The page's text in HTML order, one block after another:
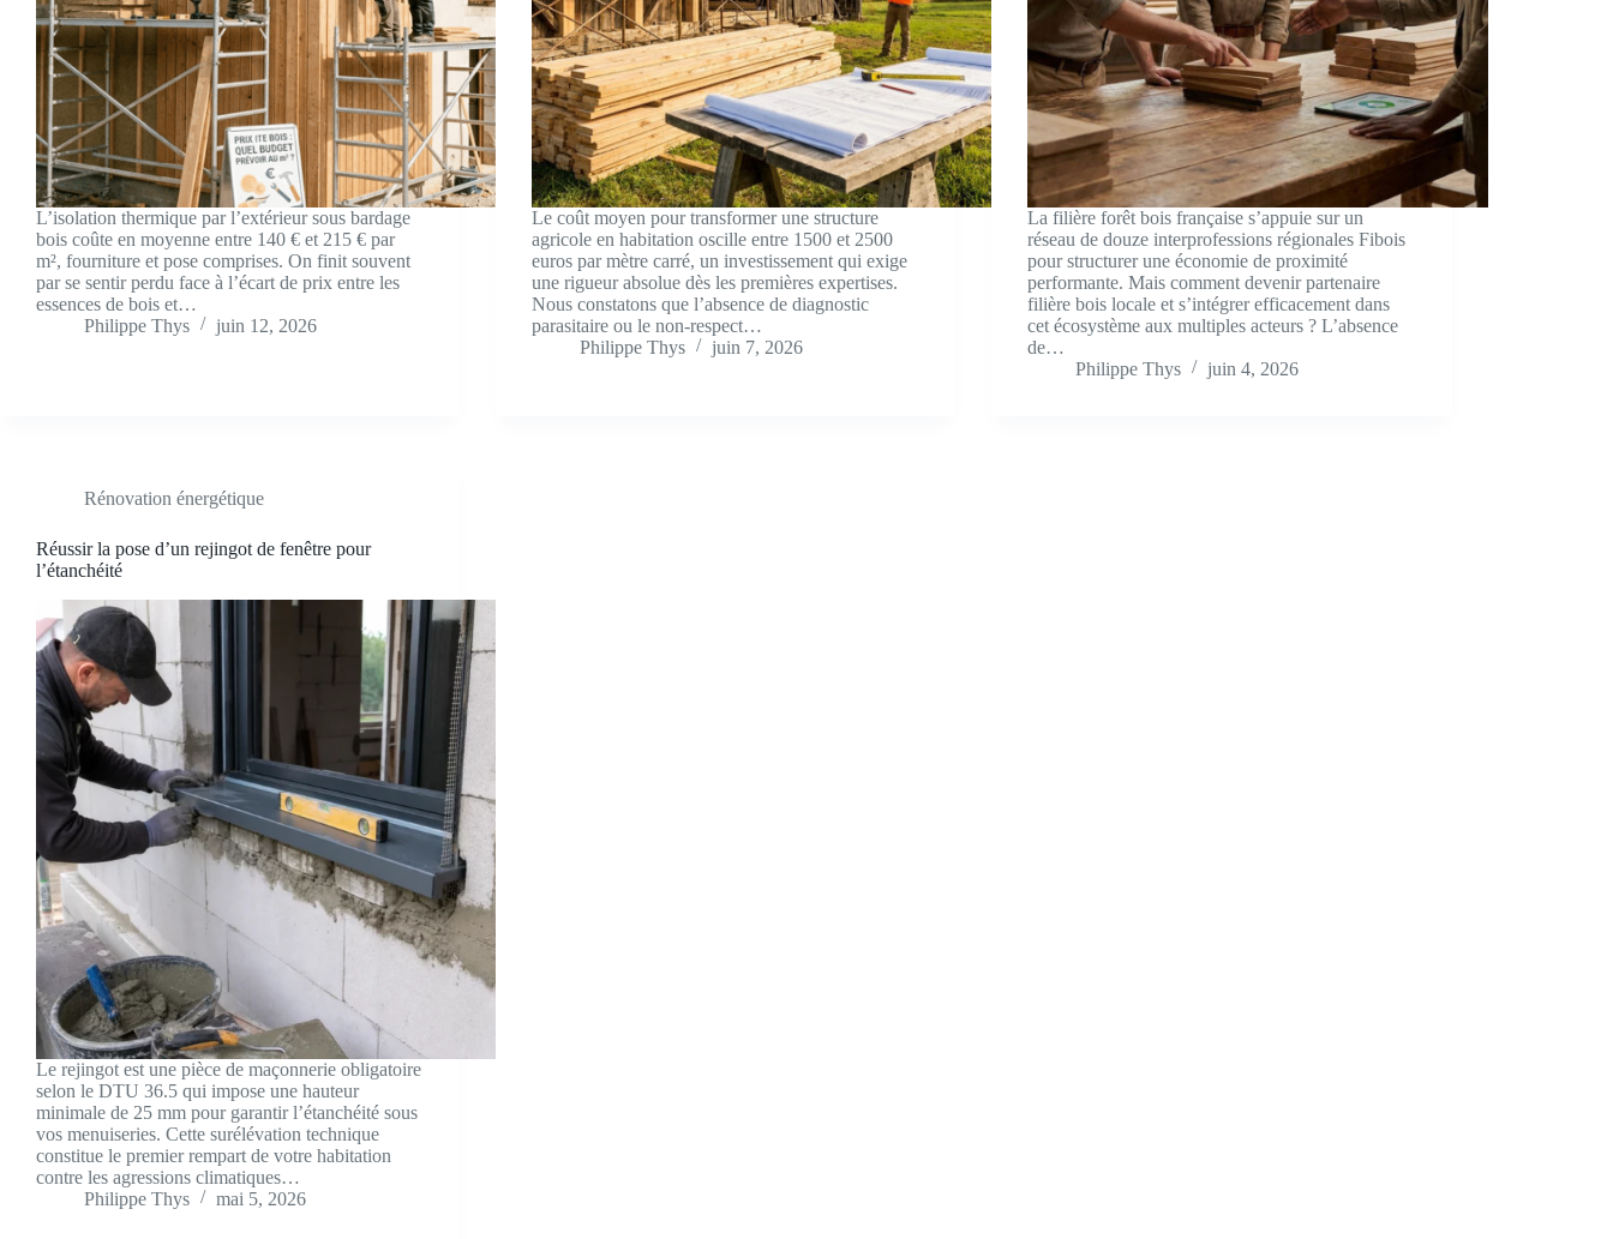
L’isolation thermique par l’extérieur sous bardage
bois coûte en moyenne entre 140 € et 215 € par
m², fourniture et pose comprises. On finit souvent
par se sentir perdu face à l’écart de prix entre les
essences de bois et…
Philippe Thys
juin 12, 2026
Le coût moyen pour transformer une structure
agricole en habitation oscille entre 1500 et 2500
euros par mètre carré, un investissement qui exige
une rigueur absolue dès les premières expertises.
Nous constatons que l’absence de diagnostic
parasitaire ou le non-respect…
Philippe Thys
juin 7, 2026
La filière forêt bois française s’appuie sur un
réseau de douze interprofessions régionales Fibois
pour structurer une économie de proximité
performante. Mais comment devenir partenaire
filière bois locale et s’intégrer efficacement dans
cet écosystème aux multiples acteurs ? L’absence
de…
Philippe Thys
juin 4, 2026
Rénovation énergétique
Réussir la pose d’un rejingot de fenêtre pour
l’étanchéité
Le rejingot est une pièce de maçonnerie obligatoire
selon le DTU 36.5 qui impose une hauteur
minimale de 25 mm pour garantir l’étanchéité sous
vos menuiseries. Cette surélévation technique
constitue le premier rempart de votre habitation
contre les agressions climatiques…
Philippe Thys
mai 5, 2026